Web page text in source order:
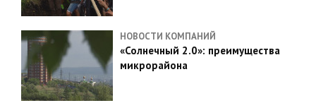
НОВОСТИ КОМПАНИЙ
«Солнечный 2.0»: преимущества
микрорайона